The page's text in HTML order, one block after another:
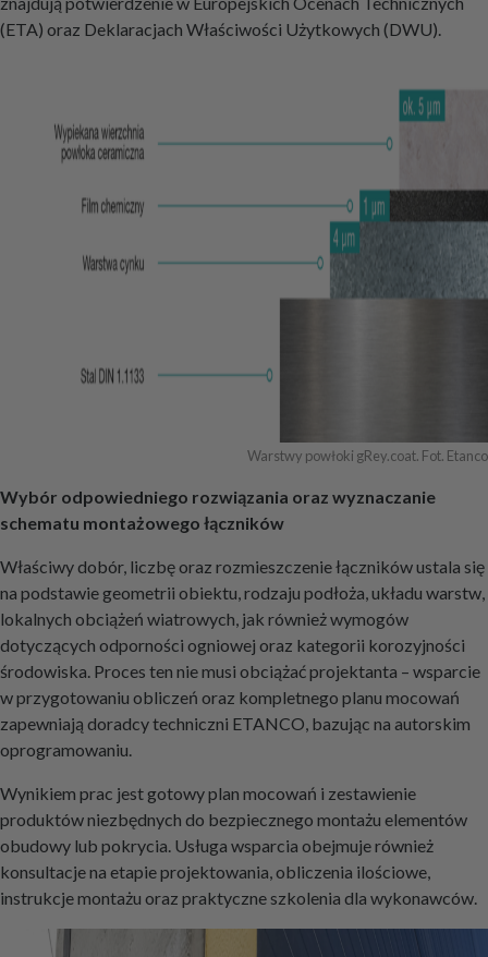
(ETA) oraz Deklaracjach Właściwości Użytkowych (DWU).
Warstwy powłoki gRey.coat. Fot. Etanco
Wybór odpowiedniego rozwiązania oraz wyznaczanie
schematu montażowego łączników
Właściwy dobór, liczbę oraz rozmieszczenie łączników ustala się
na podstawie geometrii obiektu, rodzaju podłoża, układu warstw,
lokalnych obciążeń wiatrowych, jak również wymogów
dotyczących odporności ogniowej oraz kategorii korozyjności
środowiska. Proces ten nie musi obciążać projektanta – wsparcie
w przygotowaniu obliczeń oraz kompletnego planu mocowań
zapewniają doradcy techniczni ETANCO, bazując na autorskim
oprogramowaniu.
Wynikiem prac jest gotowy plan mocowań i zestawienie
produktów niezbędnych do bezpiecznego montażu elementów
obudowy lub pokrycia. Usługa wsparcia obejmuje również
konsultacje na etapie projektowania, obliczenia ilościowe,
instrukcje montażu oraz praktyczne szkolenia dla wykonawców.